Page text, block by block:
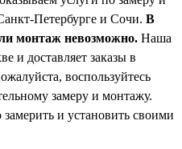
Петербурге и Сочи. В
монтаж невозможно. Наша
и доставляет заказы в
воспользуйтесь
замеру и монтажу.
и установить своими